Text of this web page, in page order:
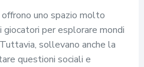
uno spazio molto
per esplorare mondi
sollevano anche la
questioni sociali e